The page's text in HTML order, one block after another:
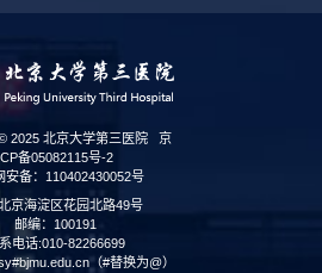
2025 北京大学第三医院 京
备05082115号-2
安备：110402430052号
京海淀区花园北路49号
邮编：100191
电话:010-82266699
（#替换为@）